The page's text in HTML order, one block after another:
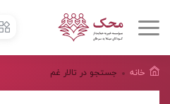
خانه جستجو در تالار غم